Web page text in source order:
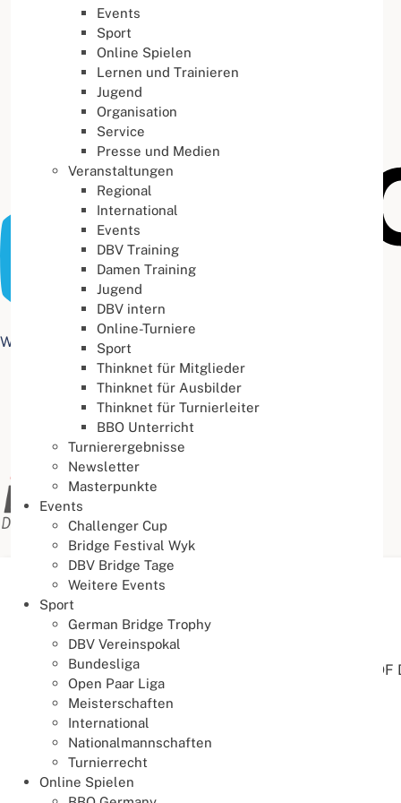
Buchstabenabstand
Web Accessibility plugin
Events
Sport
Online Spielen
Lernen und Trainieren
Jugend
Organisation
Service
Presse und Medien
Veranstaltungen
Regional
International
Events
DBV Training
Damen Training
Jugend
DBV intern
Online-Turniere
Sport
Thinknet für Mitglieder
Thinknet für Ausbilder
Thinknet für Turnierleiter
BBO Unterricht
Turnierergebnisse
Newsletter
Masterpunkte
Events
Challenger Cup
Bridge Festival Wyk
DBV Bridge Tage
Weitere Events
Sport
German Bridge Trophy
DBV Vereinspokal
Bundesliga
Open Paar Liga
Meisterschaften
International
Nationalmannschaften
Turnierrecht
Online Spielen
Aktuelle Seite: Startseite
Satzung
(Im Download Center
können Sie die Satzung als
Inhaltsverzeichnis
§ 1 - Name, Sitz, Geschäftsjahr
§ 2 - Zweck des Verbandes
§ 3 - Mitgliedschaft in anderen Organisationen